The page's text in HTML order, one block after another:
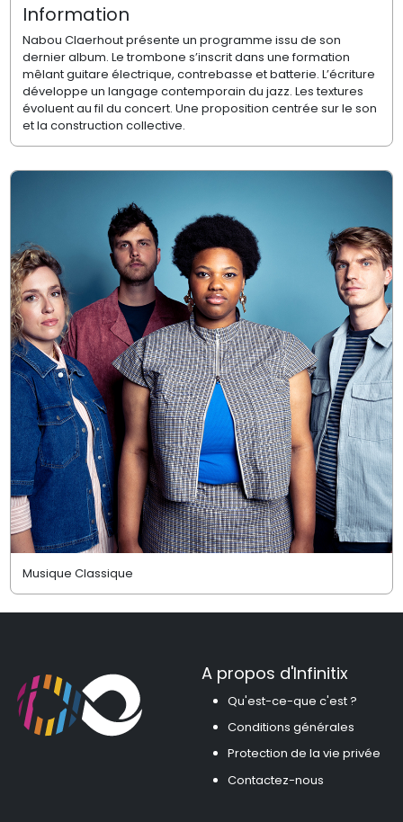
Information
Nabou Claerhout présente un programme issu de son
dernier album. Le trombone s’inscrit dans une formation
mêlant guitare électrique, contrebasse et batterie. L’écriture
développe un langage contemporain du jazz. Les textures
évoluent au fil du concert. Une proposition centrée sur le son
et la construction collective.
Musique Classique
A propos d'Infinitix
Qu'est-ce-que c'est ?
Conditions générales
Protection de la vie privée
Contactez-nous